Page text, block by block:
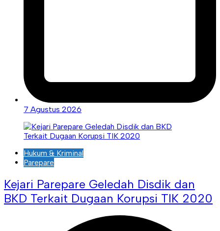
7 Agustus 2026
Hukum & Kriminal
Parepare
Kejari Parepare Geledah Disdik dan
BKD Terkait Dugaan Korupsi TIK 2020